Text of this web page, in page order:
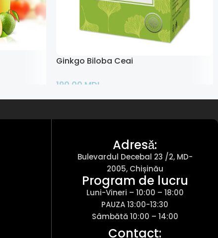
Ginkgo Biloba Ceai
190,00 MDL
Adaugă În Coș
Adresǎ:
Bulevardul Decebal 23 /2, MD-
2005, Chișinău
Program de lucru
Luni-Vineri – 10:00 – 18:00
PAUZA 13:00-13:30
Sâmbătă 10:00 – 14:00
Contact: